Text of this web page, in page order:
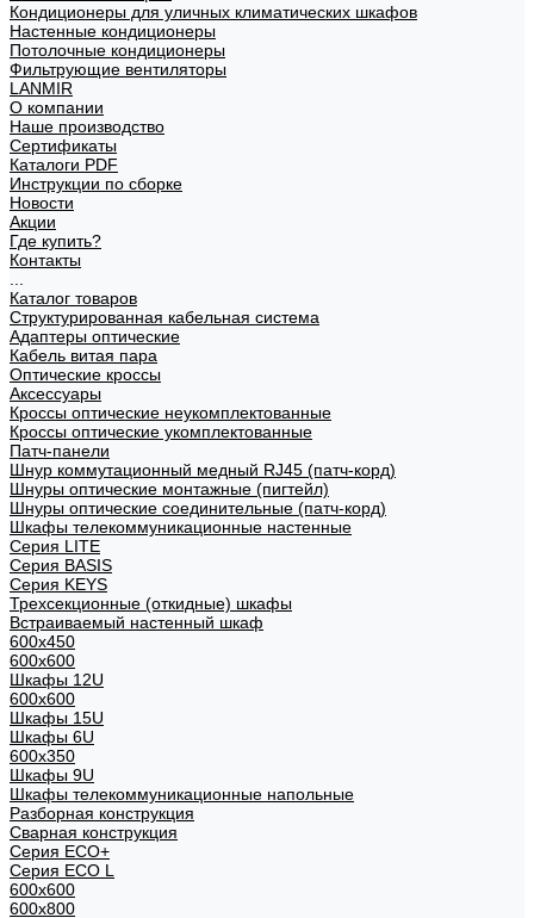
Кондиционеры для уличных климатических шкафов
Настенные кондиционеры
Потолочные кондиционеры
Фильтрующие вентиляторы
LANMIR
О компании
Наше производство
Сертификаты
Каталоги PDF
Инструкции по сборке
Новости
Акции
Где купить?
Контакты
Каталог товаров
Структурированная кабельная система
Адаптеры оптические
Кабель витая пара
Оптические кроссы
Аксессуары
Кроссы оптические неукомплектованные
Кроссы оптические укомплектованные
Патч-панели
Шнур коммутационный медный RJ45 (патч-корд)
Шнуры оптические монтажные (пигтейл)
Шнуры оптические соединительные (патч-корд)
Шкафы телекоммуникационные настенные
Cерия LITE
Cерия BASIS
Cерия KEYS
Трехсекционные (откидные) шкафы
Встраиваемый настенный шкаф
600x450
600x600
Шкафы 12U
600x600
Шкафы 15U
Шкафы 6U
600x350
Шкафы 9U
Шкафы телекоммуникационные напольные
Разборная конструкция
Сварная конструкция
Серия ECO+
Серия ECO L
600x600
600x800